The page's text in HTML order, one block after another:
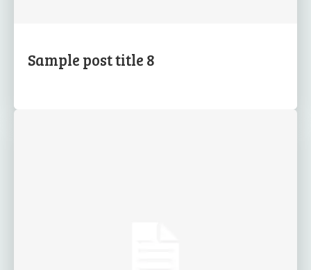
Sample post title 8